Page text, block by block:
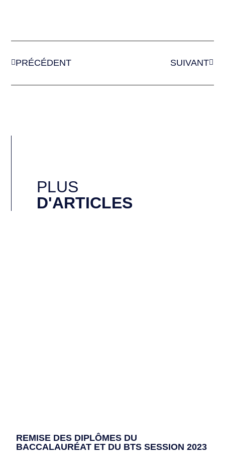
PRÉCÉDENT SUIVANT
PLUS
D'ARTICLES
REMISE DES DIPLÔMES DU
BACCALAURÉAT ET DU BTS SESSION 2023